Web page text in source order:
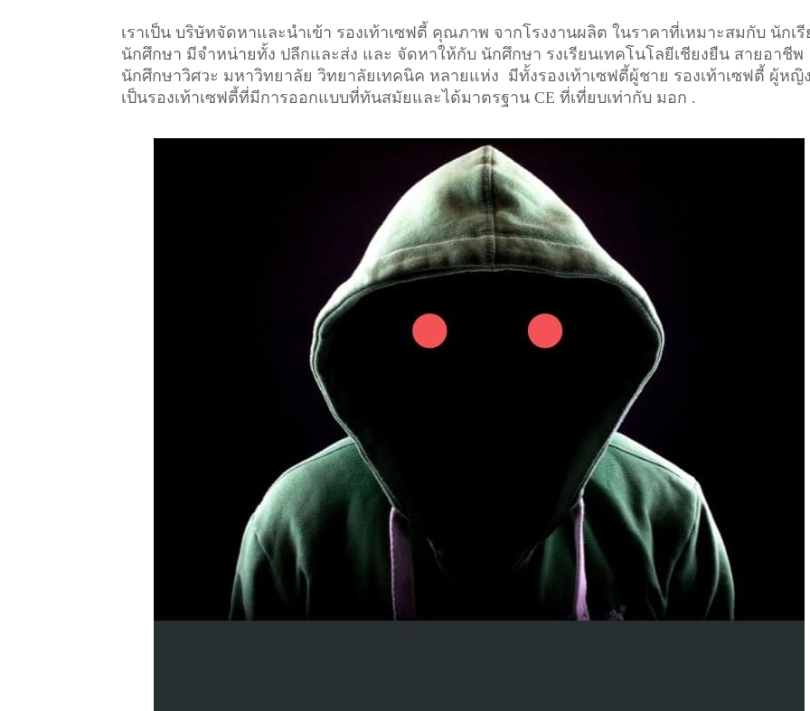
เราเป็น บริษัทจัดหาและนำเข้า รองเท้าเซฟตี้ คุณภาพ จากโรงงานผลิต ในราคาที่เหมาะสมกับ นักเ
นักศึกษา มีจำหน่ายทั้ง ปลีกและส่ง และ จัดหาให้กับ นักศึกษา รงเรียนเทคโนโลยีเชียงยืน สายอาชีพ
นักศึกษาวิศวะ มหาวิทยาลัย วิทยาลัยเทคนิค หลายแห่ง มีทั้งรองเท้าเซฟตี้ผู้ชาย รองเท้าเซฟตี้ ผู้หญิ
เป็นรองเท้าเซฟตี้ที่มีการออกแบบที่ทันสมัยและได้มาตรฐาน CE ที่เที่ยบเท่ากับ มอก .